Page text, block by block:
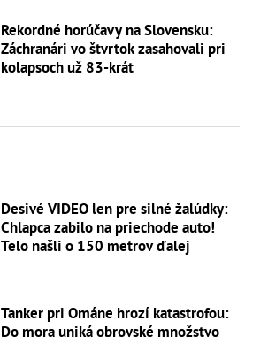
Rekordné horúčavy na Slovensku:
Záchranári vo štvrtok zasahovali pri
kolapsoch už 83-krát
Desivé VIDEO len pre silné žalúdky:
Chlapca zabilo na priechode auto!
Telo našli o 150 metrov ďalej
Tanker pri Ománe hrozí katastrofou:
Do mora uniká obrovské množstvo